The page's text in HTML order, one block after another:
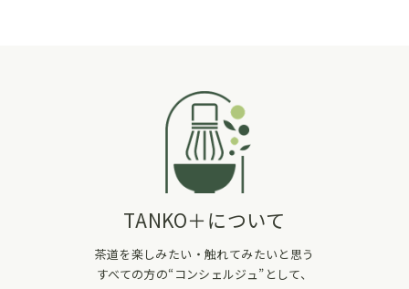
TANKO＋について
茶道を楽しみたい・触れてみたいと思う
すべての方の“コンシェルジュ”として、